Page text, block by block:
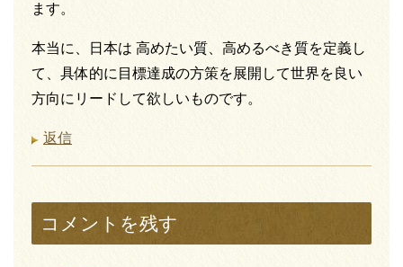
ます。
本当に、日本は 高めたい質、高めるべき質を定義し
て、具体的に目標達成の方策を展開して世界を良い
方向にリードして欲しいものです。
返信
コメントを残す